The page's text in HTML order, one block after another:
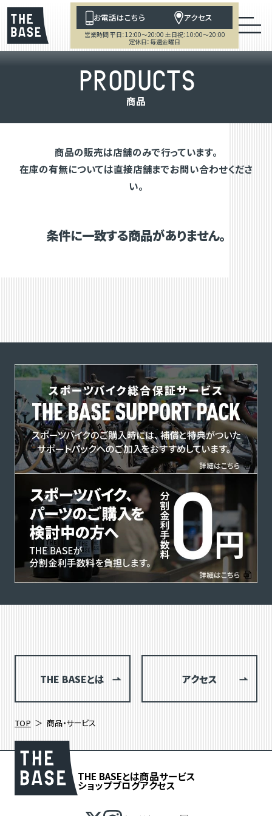
お電話はこちら アクセス
営業時間 平日：12:00～20:00 土日祝：10:00～20:00
定休日：毎週金曜日
PRODUCTS
商品
商品の販売は店舗のみで行っています。
在庫の有無については直接店舗までお問い合わせくださ
い。
条件に一致する商品がありません。
THE BASEとは アクセス
TOP 商品・サービス
THE BASEとは商品サービス
ショップブログアクセス